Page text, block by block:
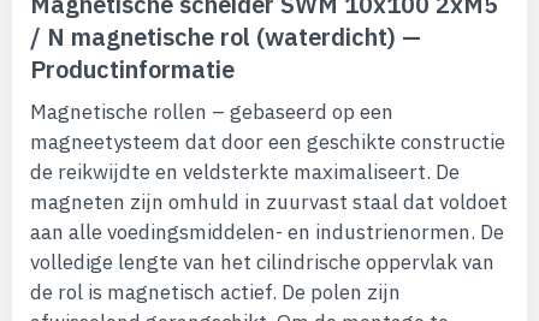
/ N magnetische rol (waterdicht) —
Productinformatie
Magnetische rollen – gebaseerd op een
magneetysteem dat door een geschikte constructie
de reikwijdte en veldsterkte maximaliseert. De
magneten zijn omhuld in zuurvast staal dat voldoet
aan alle voedingsmiddelen- en industrienormen. De
volledige lengte van het cilindrische oppervlak van
de rol is magnetisch actief. De polen zijn